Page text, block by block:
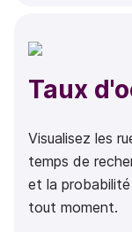
Taux
Visualisez les
temps de
et la
tout moment.